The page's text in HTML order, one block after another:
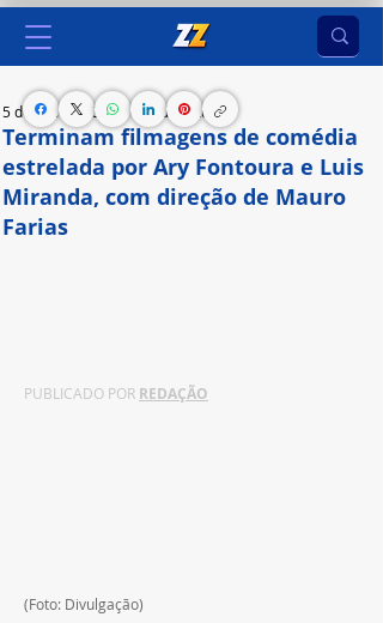
Terminam filmagens de comédia
estrelada por Ary Fontoura e Luis
Miranda, com direção de Mauro
Farias
5 de set. de 2024 1 min de leitura
PUBLICADO POR REDAÇÃO
(Foto: Divulgação)